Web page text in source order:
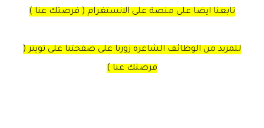
تابعنا ايضا على منصة على الانستغرام ( فرصتك عنا )
للمزيد من الوظائف الشاغره زورنا على صفحتنا على تويتر (
فرصتك عنا )